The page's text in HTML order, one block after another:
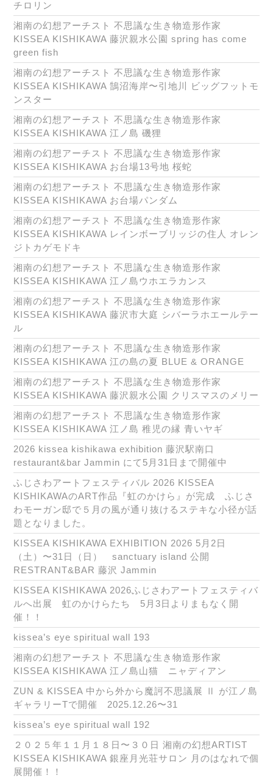
チロリン
湘南の幻想アーチスト 不思議な生き物造形作家
KISSEA KISHIKAWA 藤沢親水公園 spring has come
green fish
湘南の幻想アーチスト 不思議な生き物造形作家
KISSEA KISHIKAWA 鵠沼海岸〜引地川 ビッグフットモ
ンスター
湘南の幻想アーチスト 不思議な生き物造形作家
KISSEA KISHIKAWA 江ノ島 磯狸
湘南の幻想アーチスト 不思議な生き物造形作家
KISSEA KISHIKAWA お台場13号地 桜蛇
湘南の幻想アーチスト 不思議な生き物造形作家
KISSEA KISHIKAWA お台場パンダム
湘南の幻想アーチスト 不思議な生き物造形作家
KISSEA KISHIKAWA レインボーブリッジの住人 オレン
ジトカゲモドキ
湘南の幻想アーチスト 不思議な生き物造形作家
KISSEA KISHIKAWA 江ノ島ウホエラカンス
湘南の幻想アーチスト 不思議な生き物造形作家
KISSEA KISHIKAWA 藤沢市大庭 シバーラホエールテー
ル
湘南の幻想アーチスト 不思議な生き物造形作家
KISSEA KISHIKAWA 江の島の夏 BLUE & ORANGE
湘南の幻想アーチスト 不思議な生き物造形作家
KISSEA KISHIKAWA 藤沢親水公園 クリスマスのメリー
湘南の幻想アーチスト 不思議な生き物造形作家
KISSEA KISHIKAWA 江ノ島 稚児の縁 青いヤギ
2026 kissea kishikawa exhibition 藤沢駅南口
restaurant&bar Jammin にて5月31日まで開催中
ふじさわアートフェスティバル 2026 KISSEA
KISHIKAWAのART作品『虹のかけら』が完成 ふじさ
わモーガン邸で５月の風が通り抜けるステキな小径が話
題となりました。
KISSEA KISHIKAWA EXHIBITION 2026 5月2日
（土）〜31日（日） sanctuary island 公開
RESTRANT&BAR 藤沢 Jammin
KISSEA KISHIKAWA 2026ふじさわアートフェスティバ
ルへ出展 虹のかけらたち 5月3日よりまもなく開
催！！
kissea’s eye spiritual wall 193
湘南の幻想アーチスト 不思議な生き物造形作家
KISSEA KISHIKAWA 江ノ島山猫 ニャディアン
ZUN & KISSEA 中から外から魔訶不思議展 Ⅱ が江ノ島
ギャラリーTで開催 2025.12.26〜31
kissea’s eye spiritual wall 192
２０２５年１１月１８日〜３０日 湘南の幻想ARTIST
KISSEA KISHIKAWA 銀座月光荘サロン 月のはなれで個
展開催！！